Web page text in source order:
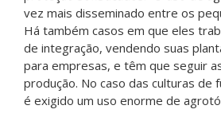
vez mais disseminado entre os
Há também casos em que eles
de integração, vendendo suas
para empresas, e têm que seguir
produção. No caso das culturas de
é exigido um uso enorme de